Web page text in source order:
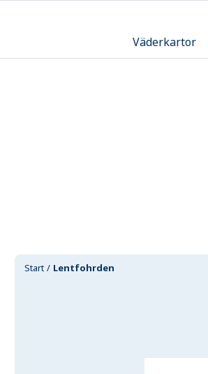
Väderkartor
Start Lentfohrden